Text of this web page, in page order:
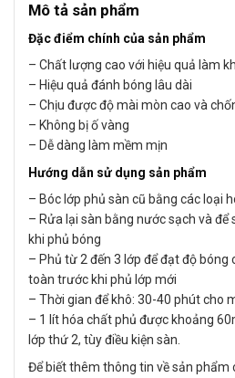
Mô tả sản phẩm
Đặc điểm chính của sản phẩm
– Chất lượng cao với hiệu quả làm
– Hiệu quả đánh bóng lâu dài
– Chịu được độ mài mòn cao và
– Không bị ố vàng
– Dễ dàng làm mềm mịn
Hướng dẫn sử dụng sản phẩm
– Bóc lớp phủ sàn cũ bằng các loại
– Rửa lại sàn bằng nước sạch và
khi phủ bóng
– Phủ từ 2 đến 3 lớp để đạt độ bóng
toàn trước khi phủ lớp mới
– Thời gian để khô: 30-40 phút cho
– 1 lít hóa chất phủ được khoảng
lớp thứ 2, tùy điều kiện sàn.
Để biết thêm thông tin về sản phẩm